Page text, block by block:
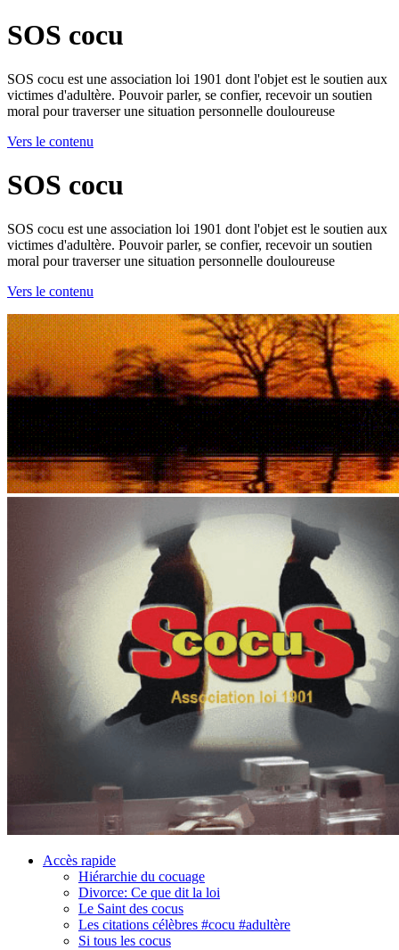
SOS cocu
SOS cocu est une association loi 1901 dont l'objet est le soutien aux
victimes d'adultère. Pouvoir parler, se confier, recevoir un soutien
moral pour traverser une situation personnelle douloureuse
Vers le contenu
SOS cocu
SOS cocu est une association loi 1901 dont l'objet est le soutien aux
victimes d'adultère. Pouvoir parler, se confier, recevoir un soutien
moral pour traverser une situation personnelle douloureuse
Vers le contenu
Accès rapide
Hiérarchie du cocuage
Divorce: Ce que dit la loi
Le Saint des cocus
Les citations célèbres #cocu #adultère
Si tous les cocus